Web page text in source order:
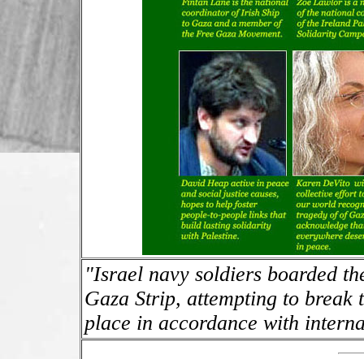
"Israel navy soldiers boarded
Gaza Strip, attempting to
place in accordance with